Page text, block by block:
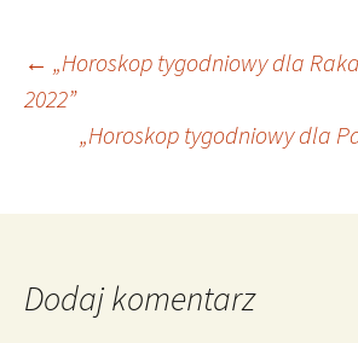
Nawigacja
wpisu
← „Horoskop tygodniowy dla
2022”
„Horoskop tygodniowy dla
Dodaj komentarz